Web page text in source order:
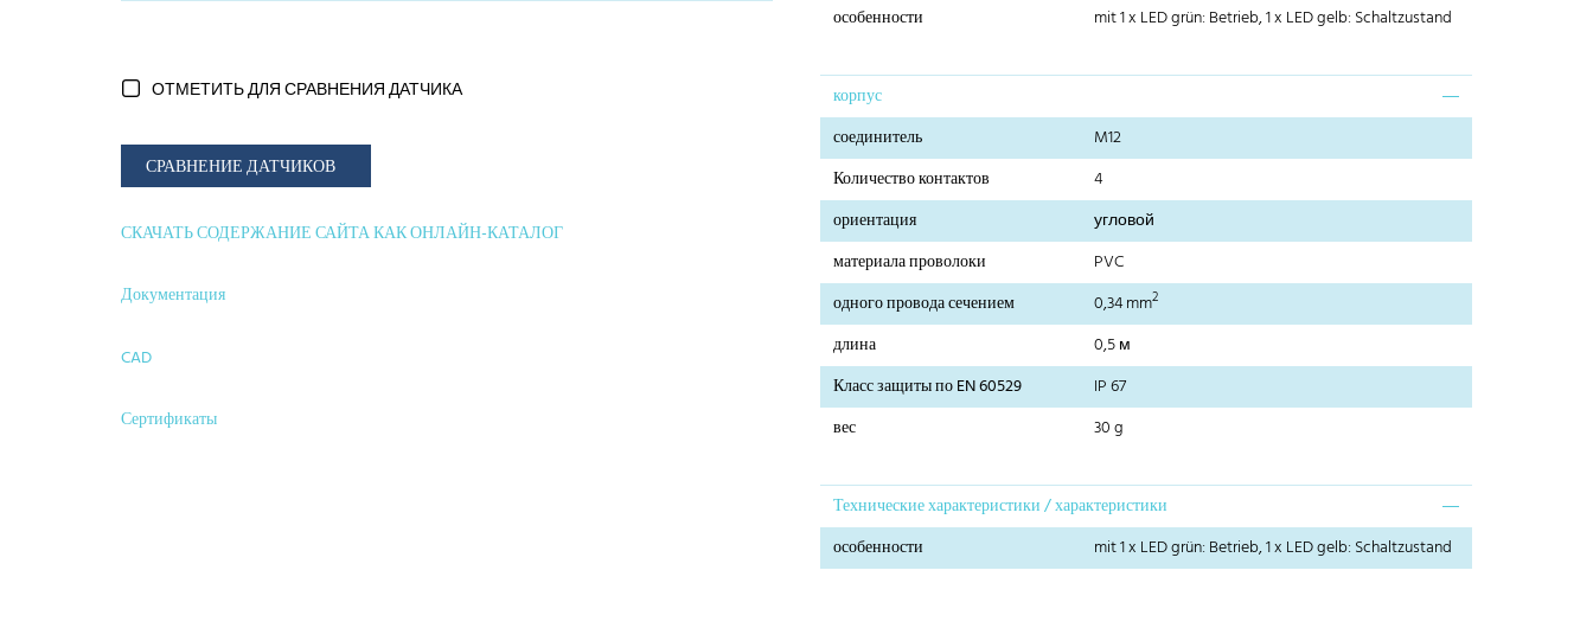
ОТМЕТИТЬ ДЛЯ СРАВНЕНИЯ ДАТЧИКА
СРАВНЕНИЕ ДАТЧИКОВ
СКАЧАТЬ СОДЕРЖАНИЕ САЙТА КАК ОНЛАЙН-КАТАЛОГ
Документация
CAD
Сертификаты
особенности
mit 1 x LED grün: Betrieb, 1 x LED gelb: Schaltzustand
корпус
соединитель
M12
Количество контактов
4
ориентация
угловой
материала проволоки
PVC
одного провода сечением
0,34 mm2
длина
0,5 м
Класс защиты по EN 60529
IP 67
вес
30 g
Технические характеристики / характеристики
особенности
mit 1 x LED grün: Betrieb, 1 x LED gelb: Schaltzustand